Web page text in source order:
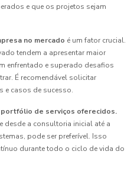
e que os projetos sejam
no mercado é um fator crucial.
tendem a apresentar maior
enfrentado e superado desafios
É recomendável solicitar
e casos de sucesso.
de serviços oferecidos.
desde a consultoria inicial até a
pode ser preferível. Isso
durante todo o ciclo de vida do